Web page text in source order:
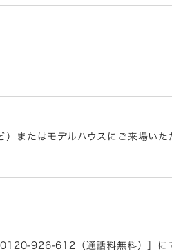
またはモデルハウスにご来場いた
0120-926-612（通話料無料）］に